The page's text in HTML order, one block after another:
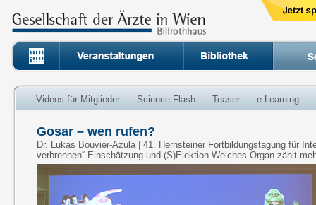
Videos für Mitglieder Science-Flash Teaser e-Learning
Gosar – wen rufen?
Dr. Lukas Bouvier-Azula | 41. Hernsteiner Fortbildungstagung für
verbrennen“ Einschätzung und (S)Elektion Welches Organ zählt